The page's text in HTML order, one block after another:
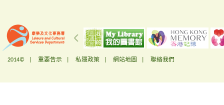
2014© | 重要告示 私隱政策 網站地圖 聯絡我們